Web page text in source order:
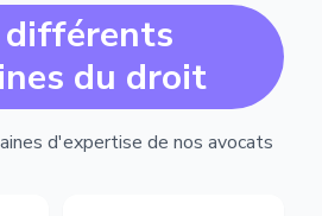
différents
du droit
d'expertise de nos avocats